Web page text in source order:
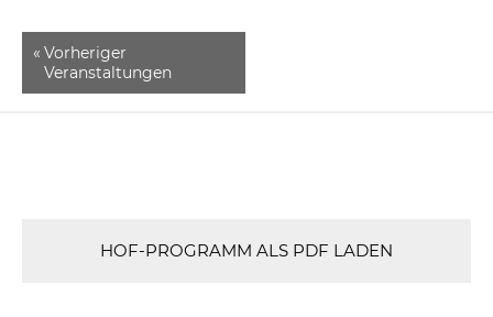
« Vorheriger
Veranstaltungen
HOF-PROGRAMM ALS PDF LADEN